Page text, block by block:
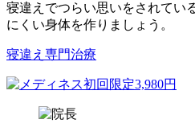
寝違えでつらい思いをされてい
にくい身体を作りましょう。
寝違え専門治療